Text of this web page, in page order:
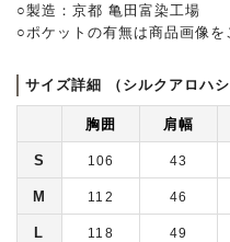
○製造：京都 亀田富染工場
○ポケットの有無は商品画像を
サイズ詳細 （シルクアロハ
胸囲 肩幅
S 106 43
M 112 46
L 118 49